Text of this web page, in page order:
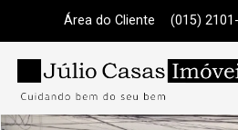
Área do Cliente (015)